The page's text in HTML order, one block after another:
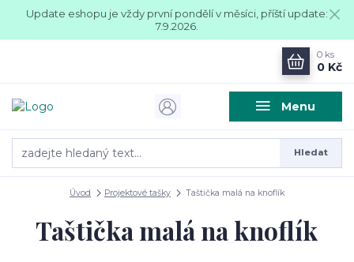
Update eshopu je vždy první pondělí v měsíci, příští update:
7.9.2026.
Menu
Hledat
0 ks
0 Kč
Úvod Projektové tašky Taštička malá na knoflík
Taštička malá na knoflík